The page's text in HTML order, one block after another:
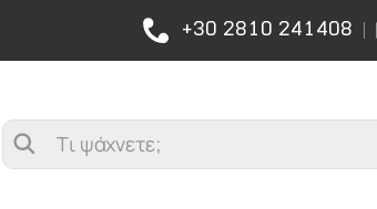
+30 2810 241408